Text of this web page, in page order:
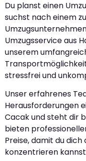
Du planst einen
suchst nach einem
Umzugsservice aus
unserem
stressfrei und
Unser erfahrenes
Herausforderungen
Cacak und steht dir
bieten
Preise, damit du
konzentrieren